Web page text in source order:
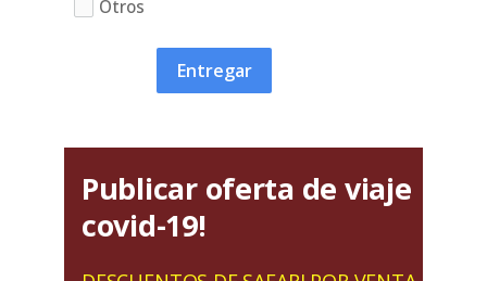
Otros
Entregar
Publicar oferta de viaje
covid-19!